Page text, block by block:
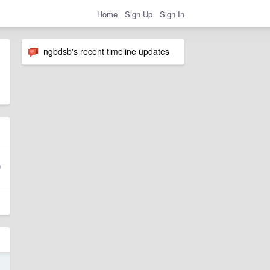
Home Sign Up Sign In
ngbdsb's recent timeline updates